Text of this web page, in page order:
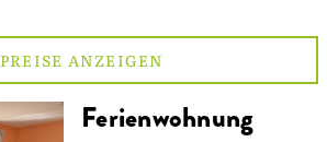
PREISE ANZEIGEN
Ferienwohnung